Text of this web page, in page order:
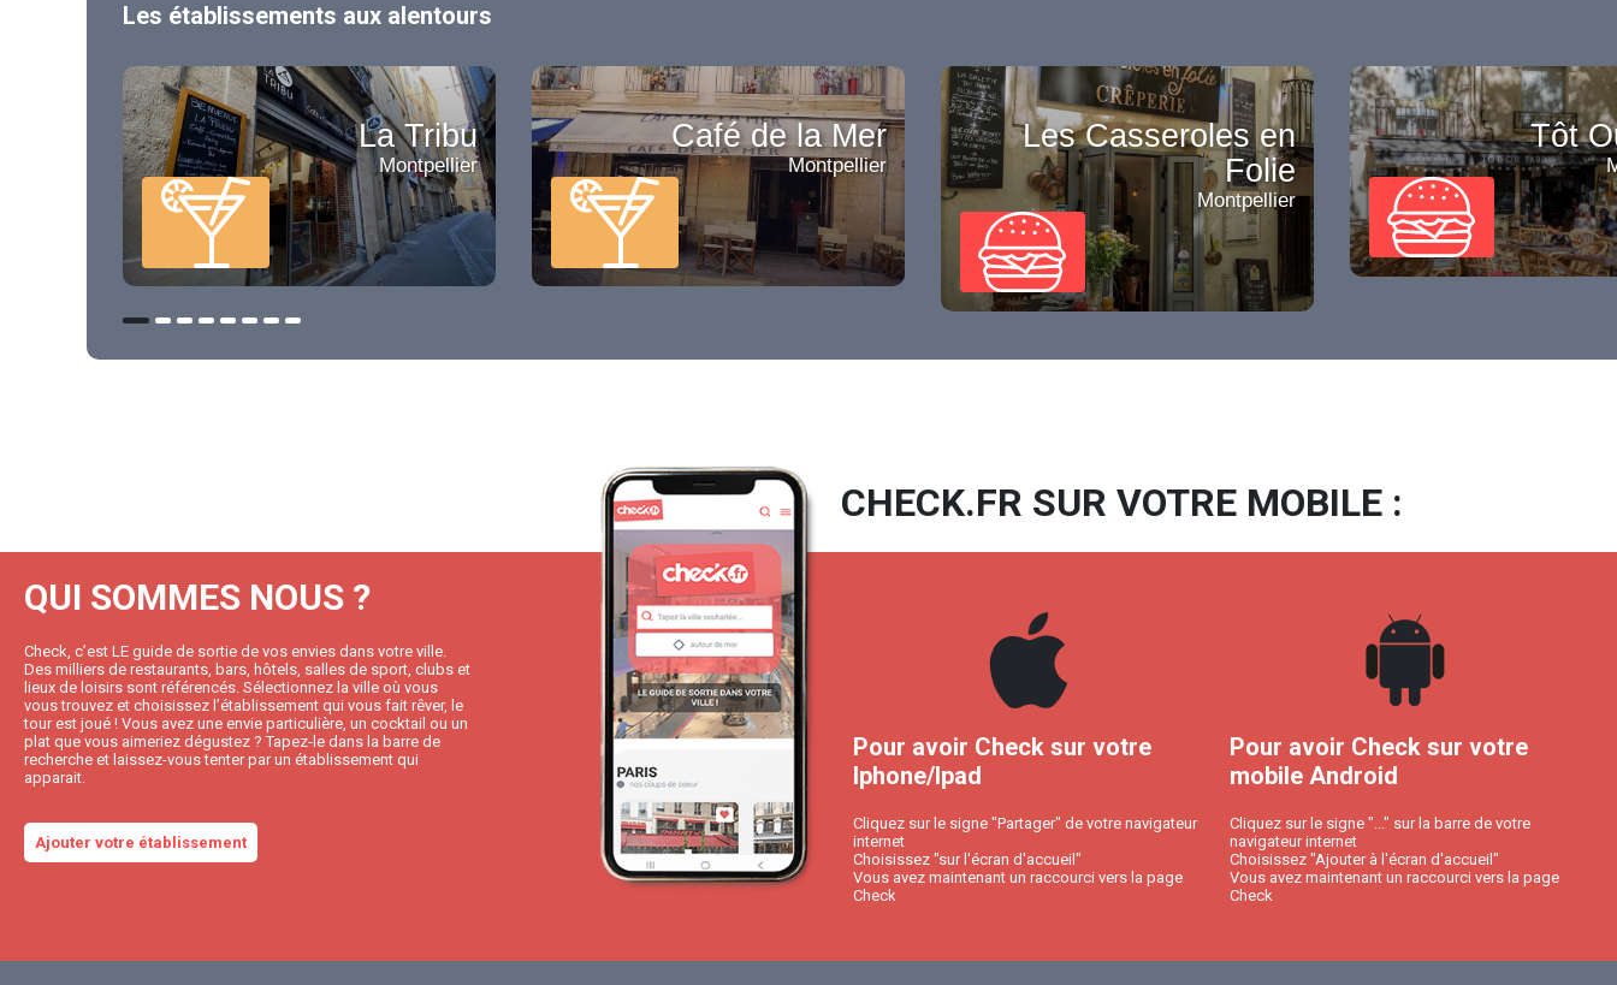
Les établissements aux alentours
La Tribu
Montpellier
Café de la Mer
Montpellier
Les Casseroles en
Folie
Montpellier
Tôt
QUI SOMMES NOUS ?
Check, c’est LE guide de sortie de vos envies dans votre ville.
Des milliers de restaurants, bars, hôtels, salles de sport, clubs et
lieux de loisirs sont référencés. Sélectionnez la ville où vous
vous trouvez et choisissez l’établissement qui vous fait rêver, le
tour est joué ! Vous avez une envie particulière, un cocktail ou un
plat que vous aimeriez dégustez ? Tapez-le dans la barre de
recherche et laissez-vous tenter par un établissement qui
apparait.
Ajouter votre établissement
CHECK.FR SUR VOTRE MOBILE :
Pour avoir Check sur votre
Iphone/Ipad
Cliquez sur le signe "Partager" de votre navigateur
internet
Choisissez "sur l'écran d'accueil"
Vous avez maintenant un raccourci vers la page
Check
Pour avoir Check sur votre
mobile Android
Cliquez sur le signe "..." sur la barre de votre
navigateur internet
Choisissez "Ajouter à l'écran d'accueil"
Vous avez maintenant un raccourci vers la page
Check